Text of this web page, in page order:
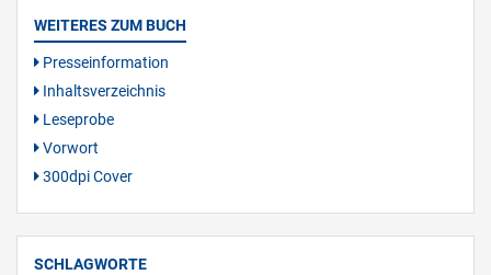
WEITERES ZUM BUCH
Presseinformation
Inhaltsverzeichnis
Leseprobe
Vorwort
300dpi Cover
SCHLAGWORTE